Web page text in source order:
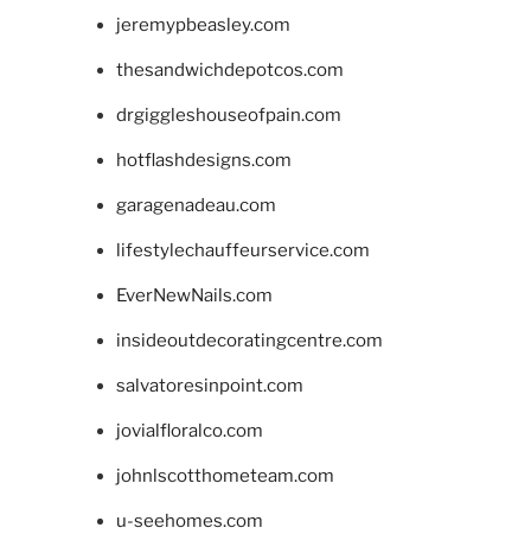
jeremypbeasley.com
thesandwichdepotcos.com
drgiggleshouseofpain.com
hotflashdesigns.com
garagenadeau.com
lifestylechauffeurservice.com
EverNewNails.com
insideoutdecoratingcentre.com
salvatoresinpoint.com
jovialfloralco.com
johnlscotthometeam.com
u-seehomes.com